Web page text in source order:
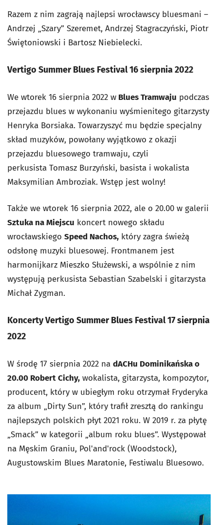
Razem z nim zagrają najlepsi wrocławscy bluesmani –
Andrzej „Szary” Szeremet, Andrzej Stagraczyński, Piotr
Świętoniowski i Bartosz Niebielecki.
Vertigo Summer Blues Festival 16 sierpnia 2022
We wtorek 16 sierpnia 2022 w Blues Tramwaju podczas
przejazdu blues w wykonaniu wyśmienitego gitarzysty
Henryka Borsiaka. Towarzyszyć mu będzie specjalny
skład muzyków, powołany wyjątkowo z okazji
przejazdu bluesowego tramwaju, czyli
perkusista Tomasz Burzyński, basista i wokalista
Maksymilian Ambroziak. Wstęp jest wolny!
Także we wtorek 16 sierpnia 2022, ale o 20.00 w galerii
Sztuka na Miejscu koncert nowego składu
wrocławskiego Speed Nachos, który zagra świeżą
odsłonę muzyki bluesowej. Frontmanem jest
harmonijkarz Mieszko Służewski, a wspólnie z nim
występują perkusista Sebastian Szabelski i gitarzysta
Michał Zygman.
Koncerty Vertigo Summer Blues Festival 17 sierpnia
2022
W środę 17 sierpnia 2022 na dACHu Dominikańska o
20.00 Robert Cichy, wokalista, gitarzysta, kompozytor,
producent, który w ubiegłym roku otrzymał Fryderyka
za album „Dirty Sun”, który trafił zresztą do rankingu
najlepszych polskich płyt 2021 roku. W 2019 r. za płytę
„Smack” w kategorii „album roku blues”. Występował
na Męskim Graniu, Pol'and'rock (Woodstock),
Augustowskim Blues Maratonie, Festiwalu Bluesowo.